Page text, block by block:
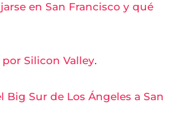
en San Francisco y qué
por Silicon Valley.
Big Sur de Los Ángeles a San